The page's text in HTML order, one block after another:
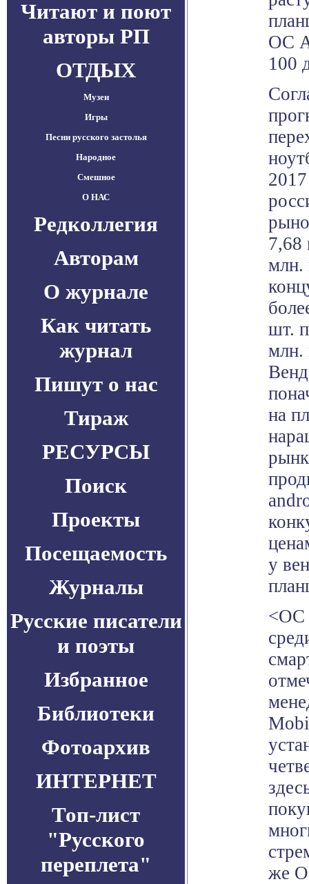
Читают и поют
авторы РП
ОТДЫХ
Музеи
Игры
Песни русского застолья
Народное
Смешное
О НАС
Редколлегия
Авторам
О журнале
Как читать
журнал
Пишут о нас
Тираж
РЕСУРСЫ
Поиск
Проекты
Посещаемость
Журналы
Русские писатели
и поэты
Избранное
Библиотеки
Фотоархив
ИНТЕРНЕТ
Топ-лист
"Русского
переплета"
ОС
100
7,68
млн.
шт.
млн.
на
у
<ОС
же